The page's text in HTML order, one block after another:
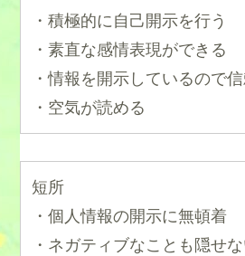
・積極的に自己開示を行う
・素直な感情表現ができる
・情報を開示しているので
・空気が読める
短所
・個人情報の開示に無頓着
・ネガティブなことも隠せ